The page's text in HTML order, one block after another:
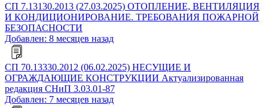
СП 7.13130.2013 (27.03.2025) ОТОПЛЕНИЕ, ВЕНТИЛЯЦИЯ
И КОНДИЦИОНИРОВАНИЕ. ТРЕБОВАНИЯ ПОЖАРНОЙ
БЕЗОПАСНОСТИ
Добавлен: 8 месяцев назад
СП 70.13330.2012 (06.02.2025) НЕСУЩИЕ И
ОГРАЖДАЮЩИЕ КОНСТРУКЦИИ Актуализированная
редакция СНиП 3.03.01-87
Добавлен: 7 месяцев назад